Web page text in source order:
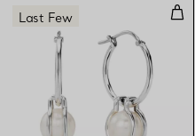
Wickelhalskette Tiffany
Last Few